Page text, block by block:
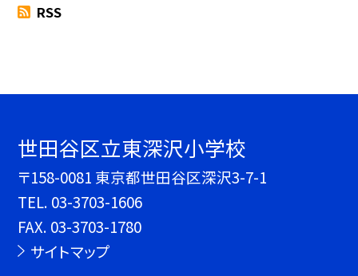
RSS
世田谷区立東深沢小学校
〒158-0081 東京都世田谷区深沢3-7-1
TEL. 03-3703-1606
FAX. 03-3703-1780
サイトマップ